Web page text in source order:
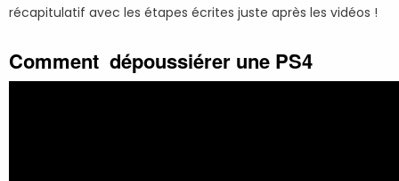
récapitulatif avec les étapes écrites juste après les vidéos !
Comment dépoussiérer une PS4